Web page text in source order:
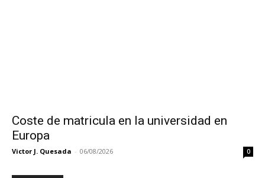
Coste de matricula en la universidad en
Europa
Victor J. Quesada - 06/08/2026 0